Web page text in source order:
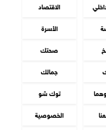
الاقتصاد
الأسرة
صحتك
جمالك
توك شو
الخصوصية